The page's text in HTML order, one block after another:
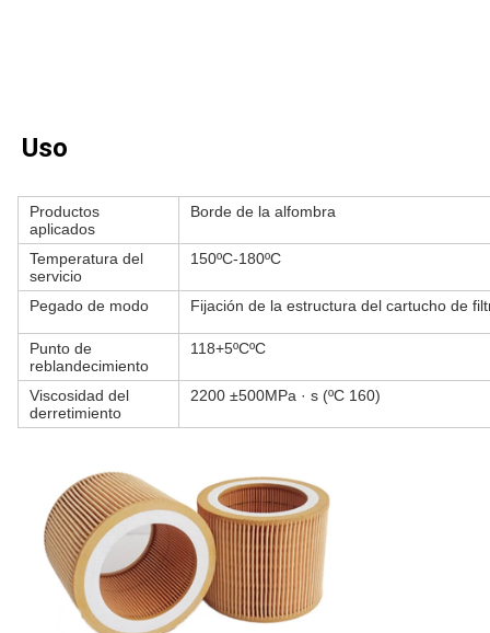
Uso
Productos
aplicados
Borde de la alfombra
Temperatura del
servicio
150ºC-180ºC
Pegado de modo Fijación de la estructura del cartucho de
Punto de
reblandecimiento
118+5ºCºC
Viscosidad del
derretimiento
2200 ±500MPa · s (ºC 160)